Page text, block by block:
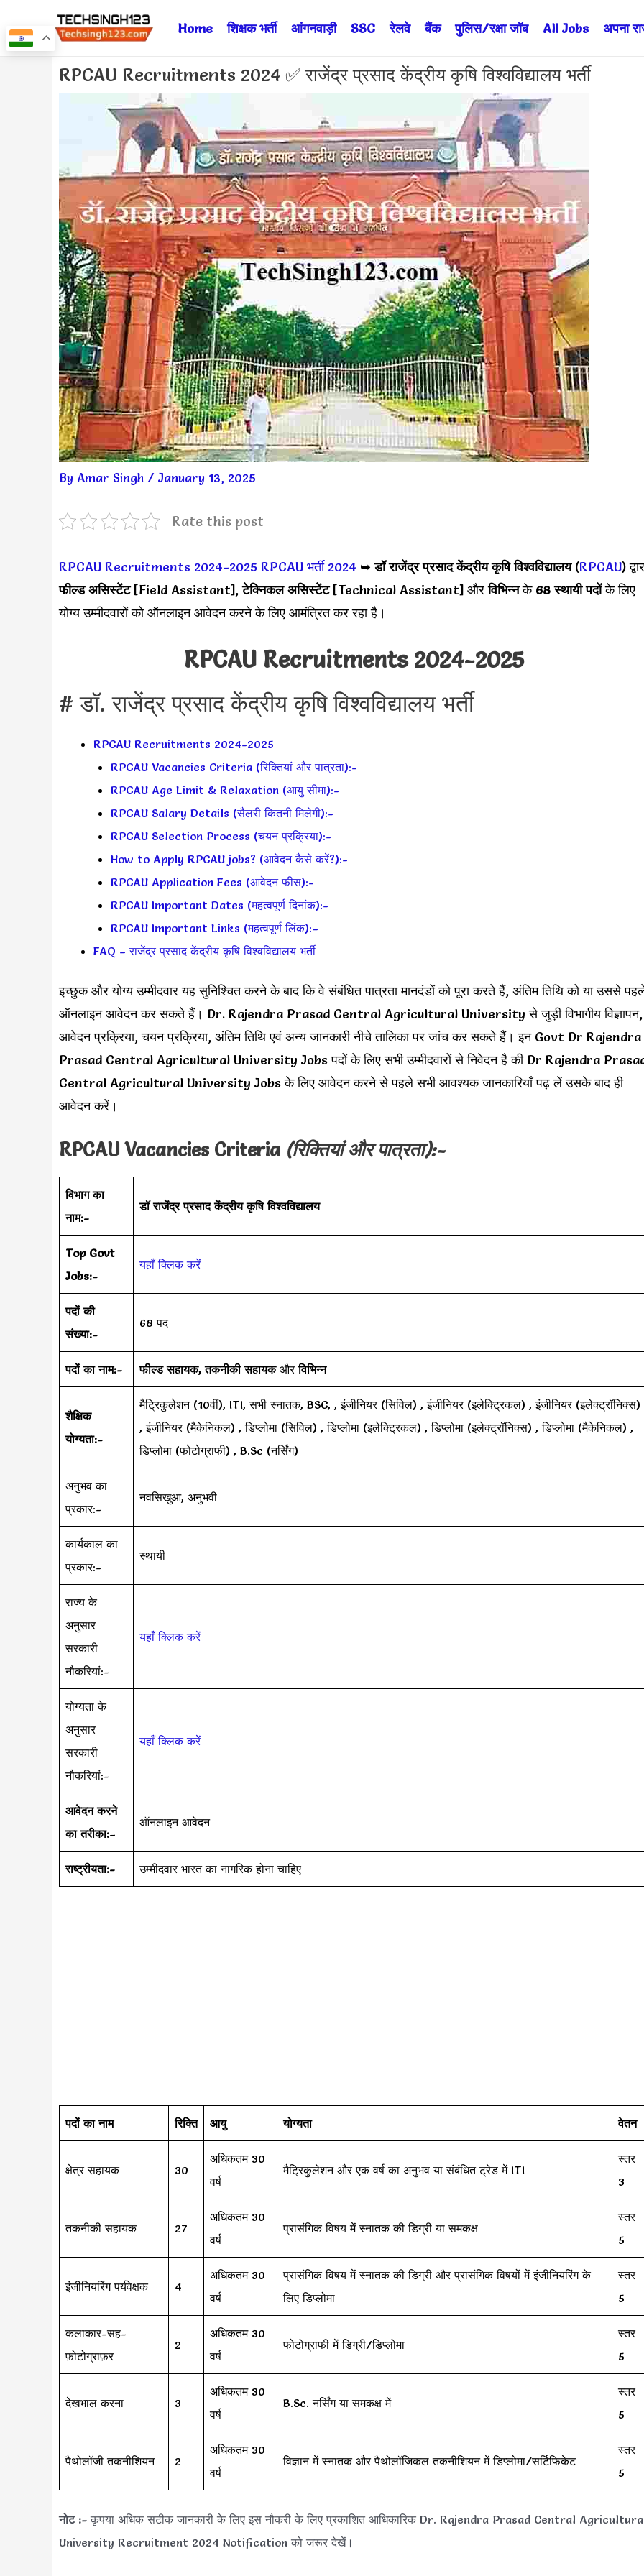
to
Home शिक्षक भर्ती आंगनवाड़ी SSC रेलवे बैंक पुलिस/रक्षा जॉब All Jobs अपना
RPCAU Recruitments 2024 ✅ राजेंद्र प्रसाद केंद्रीय कृषि विश्वविद्यालय भर्ती
By Amar Singh / January 13, 2025
Rate this post
RPCAU Recruitments 2024-2025 RPCAU भर्ती 2024 ➥डॉ राजेंद्र प्रसाद केंद्रीय कृषि विश्वविद्यालय(RPCAU)
फील्ड असिस्टेंट[Field Assistant],टेक्निकल असिस्टेंट[Technical Assistant] औरविभिन्नके 68 स्थायी पदोंके लिए
योग्य उम्मीदवारों को ऑनलाइन आवेदन करने के लिए आमंत्रित कर रहा है।
RPCAU Recruitments 2024-2025
# डॉ. राजेंद्र प्रसाद केंद्रीय कृषि विश्वविद्यालय भर्ती
RPCAU Recruitments 2024-2025
RPCAU Vacancies Criteria (रिक्तियां और पात्रता):-
RPCAU Age Limit & Relaxation (आयु सीमा):-
RPCAU Salary Details (सैलरी कितनी मिलेगी):-
RPCAU Selection Process (चयन प्रक्रिया):-
How to Apply RPCAU jobs? (आवेदन कैसे करें?):-
RPCAU Application Fees (आवेदन फीस):-
RPCAU Important Dates (महत्वपूर्ण दिनांक):-
RPCAU Important Links (महत्वपूर्ण लिंक):–
FAQ – राजेंद्र प्रसाद केंद्रीय कृषि विश्वविद्यालय भर्ती
इच्छुक और योग्य उम्मीदवार यह सुनिश्चित करने के बाद कि वे संबंधित पात्रता मानदंडों को पूरा करते हैं, अंतिम तिथि को या उससे
ऑनलाइन आवेदन कर सकते हैं। Dr. Rajendra Prasad Central Agricultural University से जुड़ी विभागीय विज्ञापन,
आवेदन प्रक्रिया, चयन प्रक्रिया, अंतिम तिथि एवं अन्य जानकारी नीचे तालिका पर जांच कर सकते हैं। इन Govt Dr Rajendra
Prasad Central Agricultural University Jobs पदों के लिए सभी उम्मीदवारों से निवेदन है की Dr Rajendra
Central Agricultural University Jobs के लिए आवेदन करने से पहले सभी आवश्यक जानकारियाँ पढ़ लें उसके बाद ही
आवेदन करें।
RPCAU Vacancies Criteria (रिक्तियां और पात्रता):-
विभाग का
नाम:-
डॉ राजेंद्र प्रसाद केंद्रीय कृषि विश्वविद्यालय
Top Govt
Jobs:-
यहाँ क्लिक करें
पदों की
संख्या:-
68 पद
पदों का नाम:- फील्ड सहायक, तकनीकी सहायक औरविभिन्न
शैक्षिक
योग्यता:-
मैट्रिकुलेशन (10वीं), ITI, सभी स्नातक, BSC, , इंजीनियर (सिविल) , इंजीनियर (इलेक्ट्रिकल) , इंजीनियर (इलेक्ट्रॉनिक्स)
, इंजीनियर (मैकेनिकल) , डिप्लोमा (सिविल) , डिप्लोमा (इलेक्ट्रिकल) , डिप्लोमा (इलेक्ट्रॉनिक्स) , डिप्लोमा (मैकेनिकल) ,
डिप्लोमा (फोटोग्राफी) , B.Sc (नर्सिंग)
अनुभव का
प्रकार:-
नवसिखुआ, अनुभवी
कार्यकाल का
प्रकार:-
स्थायी
राज्य के
अनुसार
सरकारी
नौकरियां:-
यहाँ क्लिक करें
योग्यता के
अनुसार
सरकारी
नौकरियां:-
यहाँ क्लिक करें
आवेदन करने
का तरीका:–
ऑनलाइन आवेदन
राष्ट्रीयता:- उम्मीदवार भारत का नागरिक होना चाहिए
पदों का नाम रिक्ति आयु योग्यता वेतन
क्षेत्र सहायक 30
अधिकतम 30
वर्ष
मैट्रिकुलेशन और एक वर्ष का अनुभव या संबंधित ट्रेड में ITI
स्तर
3
तकनीकी सहायक 27
अधिकतम 30
वर्ष
प्रासंगिक विषय में स्नातक की डिग्री या समकक्ष
स्तर
5
इंजीनियरिंग पर्यवेक्षक 4
अधिकतम 30
वर्ष
प्रासंगिक विषय में स्नातक की डिग्री और प्रासंगिक विषयों में इंजीनियरिंग के
लिए डिप्लोमा
स्तर
5
कलाकार-सह-
फ़ोटोग्राफ़र
2
अधिकतम 30
वर्ष
फोटोग्राफी में डिग्री/डिप्लोमा
स्तर
5
देखभाल करना 3
अधिकतम 30
वर्ष
B.Sc. नर्सिंग या समकक्ष में
स्तर
5
पैथोलॉजी तकनीशियन 2
अधिकतम 30
वर्ष
विज्ञान में स्नातक और पैथोलॉजिकल तकनीशियन में डिप्लोमा/सर्टिफिकेट
स्तर
5
नोट :- कृपया अधिक सटीक जानकारी के लिए इस नौकरी के लिए प्रकाशित आधिकारिक Dr. Rajendra Prasad Central
University Recruitment 2024 Notification को जरूर देखें।
Post
navigation